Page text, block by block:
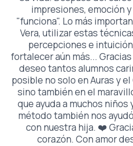
impresiones, emoción
"funciona". Lo más
Vera, utilizar estas
percepciones e
fortalecer aún más...
deseo tantos alumnos
posible no solo en Auras y
sino también en el
que ayuda a muchos
método también nos
con nuestra hija. ❤️
corazón. Con amor